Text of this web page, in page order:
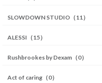
SLOWDOWN STUDIO（11）
ALESSI（15）
Rushbrookes by Dexam（0）
Act of caring（0）